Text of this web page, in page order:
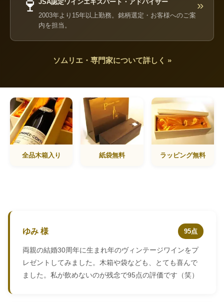
🍷 JSA認定ワインエキスパート・アドバイザー
2003年より15年以上勤務。銘柄選定・お客様へのご案
内を担当。
»
ソムリエ・専門家について詳しく »
全品木箱入り 紙袋無料 ラッピング無料
ゆみ 様 95点
両親の結婚30周年に生まれ年のヴィンテージワインをプ
レゼントしてみました。木箱や袋なども、とても喜んで
ました。私が飲めないのが残念で95点の評価です（笑）